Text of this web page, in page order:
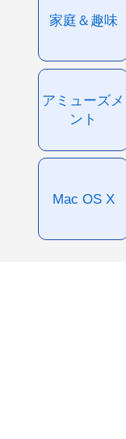
家庭＆趣味
アミューズメ
ント
Mac OS X